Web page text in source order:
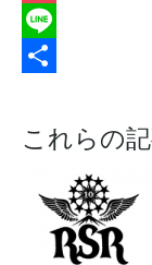
Pocket
Line
これらの